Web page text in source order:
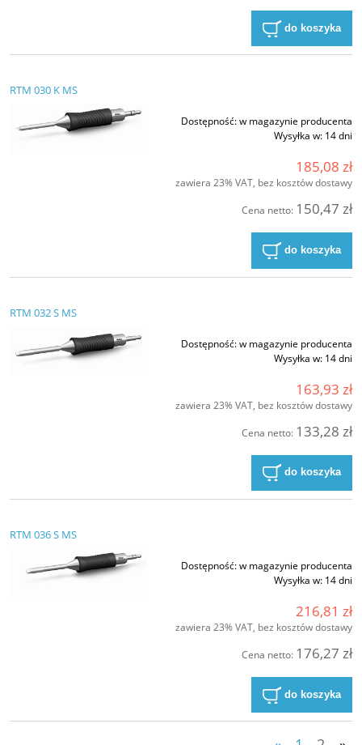
do koszyka
RTM 030 K MS
Dostępność:w magazynie producenta
Wysyłka w: 14 dni
185,08 zł
zawiera 23% VAT, bez kosztów dostawy
Cena netto: 150,47 zł
do koszyka
RTM 032 S MS
Dostępność:w magazynie producenta
Wysyłka w: 14 dni
163,93 zł
zawiera 23% VAT, bez kosztów dostawy
Cena netto: 133,28 zł
do koszyka
RTM 036 S MS
Dostępność:w magazynie producenta
Wysyłka w: 14 dni
216,81 zł
zawiera 23% VAT, bez kosztów dostawy
Cena netto: 176,27 zł
do koszyka